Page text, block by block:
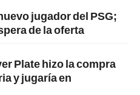
jugador del PSG;
de la oferta
Plate hizo la compra
y jugaría en